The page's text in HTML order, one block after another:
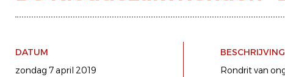
DATUM
zondag 7 april 2019
BESCHRIJVING
Rondrit van